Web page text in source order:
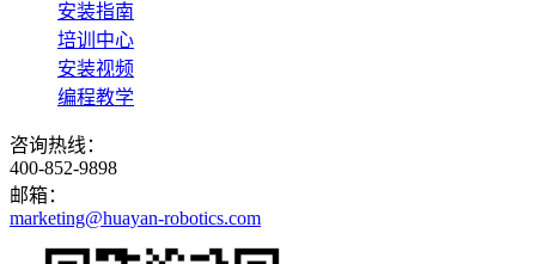
安装指南
培训中心
安装视频
编程教学
咨询热线：
400-852-9898
邮箱：
marketing@huayan-robotics.com